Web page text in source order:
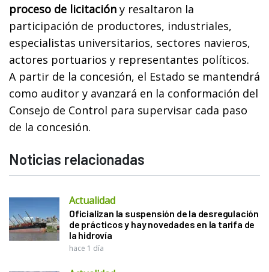
proceso de licitación y resaltaron la
participación de productores, industriales,
especialistas universitarios, sectores navieros,
actores portuarios y representantes políticos.
A partir de la concesión, el Estado se mantendrá
como auditor y avanzará en la conformación del
Consejo de Control para supervisar cada paso
de la concesión.
Noticias relacionadas
Actualidad
Oficializan la suspensión de la desregulación
de prácticos y hay novedades en la tarifa de
la hidrovía
hace 1 día